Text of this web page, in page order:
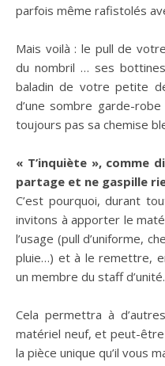
parfois même rafistolés
Mais voilà : le pull de
du nombril … ses
baladin de votre petite
d’une sombre garde-
toujours pas sa chemise
« T’inquiète », comme
partage et ne gaspille
C’est pourquoi, durant
invitons à apporter le
l’usage (pull d’uniforme,
pluie…) et à le remettre,
un membre du staff d’unité.
Cela permettra à
matériel neuf, et peut-
la pièce unique qu’il vous